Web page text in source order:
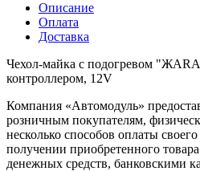
Описание
Оплата
Доставка
Чехол-майка с подогревом
контроллером, 12V
Компания «Автомодуль»
розничным покупателям,
несколько способов оплаты
получении приобретенного
денежных средств, банковскими